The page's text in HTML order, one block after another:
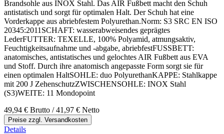
Brandsohle aus INOX Stahl. Das AIR Fußbett macht den Schuh
antistatisch und sorgt für optimalen Halt. Der Schuh hat eine
Vorderkappe aus abriebfestem Polyurethan.Norm: S3 SRC EN ISO
20345:2011SCHAFT: wasserabweisendes geprägtes
LederFUTTER: TEXELLE, 100% Polyamid, atmungsaktiv,
Feuchtigkeitsaufnahme und -abgabe, abriebfestFUSSBETT:
anatomisches, antistatisches und gelochtes AIR Fußbett aus EVA
und Stoff. Durch ihre anatomisch angepasste Form sorgt sie für
einen optimalen HaltSOHLE: duo PolyurethanKAPPE: Stahlkappe
mit 200 J ZehenschutzZWISCHENSOHLE: INOX Stahl
(S3)WEITE: 11 Mondopoint
49,94 € Brutto / 41,97 € Netto
Preise zzgl. Versandkosten
Details